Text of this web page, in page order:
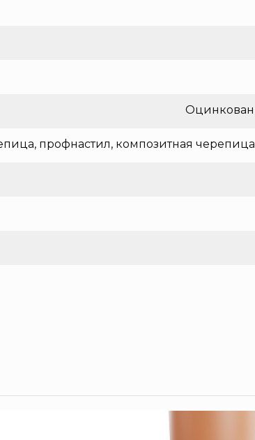
профнастил, композитная